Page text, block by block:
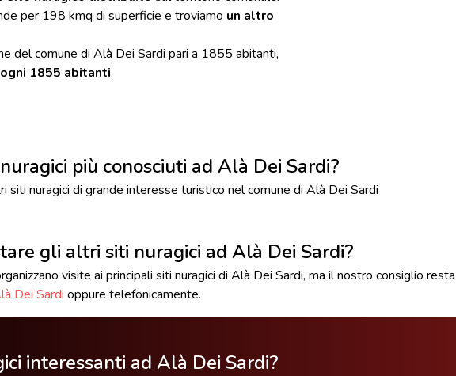
per 198 kmq di superficie e troviamo un altro
del comune di Alà Dei Sardi pari a 1855 abitanti,
1855 abitanti.
più conosciuti ad Alà Dei Sardi?
siti nuragici di grande interesse turistico nel comune di Alà Dei Sardi
gli altri siti nuragici ad Alà Dei Sardi?
visite ai principali siti nuragici di Alà Dei Sardi, ma il nostro consiglio
Dei Sardi oppure telefonicamente.
interessanti ad Alà Dei Sardi?